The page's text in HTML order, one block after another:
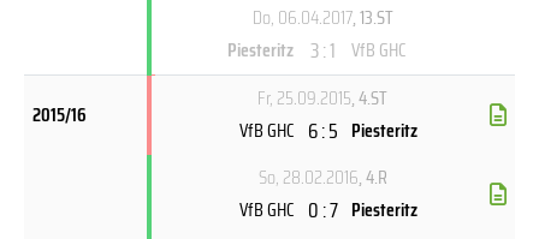
Do, 06.04.2017, 13.ST
Piesteritz 3 : 1 VfB GHC
2015/16
Fr, 25.09.2015, 4.ST
VfB GHC 6 : 5 Piesteritz
So, 28.02.2016, 4.R
VfB GHC 0 : 7 Piesteritz